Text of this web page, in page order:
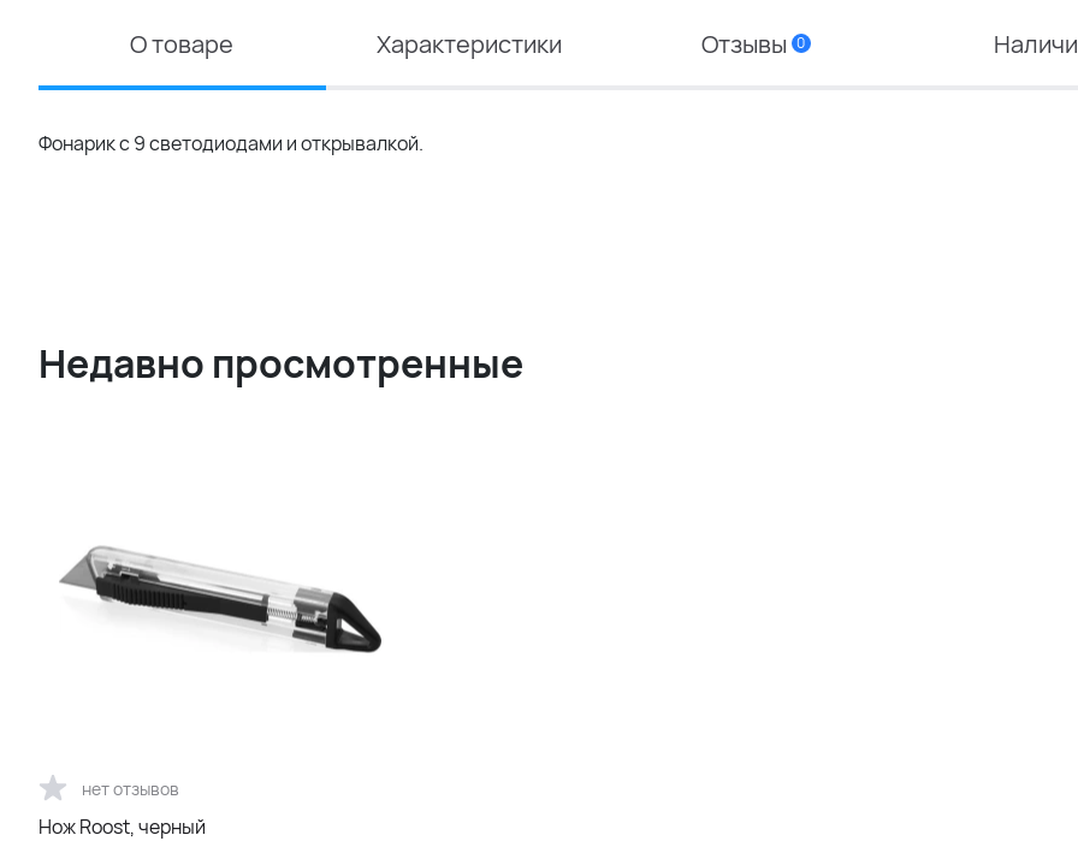
О товаре Характеристики Отзывы 0
Фонарик с 9 светодиодами и открывалкой.
Недавно просмотренные
нет отзывов
Нож Roost, черный